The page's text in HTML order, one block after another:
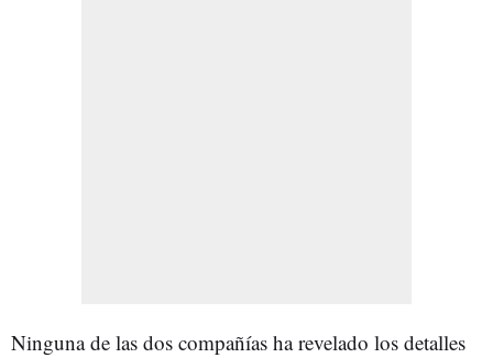
Ninguna de las dos compañías ha revelado los detalles